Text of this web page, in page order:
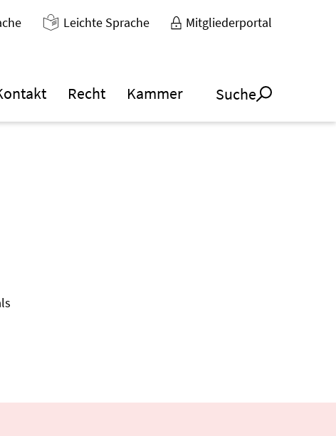
Leichte Sprache Mitgliederportal
Recht Kammer Suche